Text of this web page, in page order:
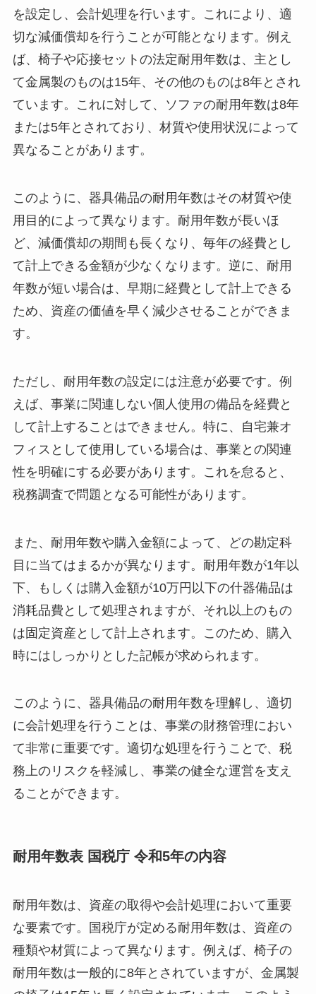
を設定し、会計処理を行います。これにより、適
切な減価償却を行うことが可能となります。例え
ば、椅子や応接セットの法定耐用年数は、主とし
て金属製のものは15年、その他のものは8年とされ
ています。これに対して、ソファの耐用年数は8年
または5年とされており、材質や使用状況によって
異なることがあります。
このように、器具備品の耐用年数はその材質や使
用目的によって異なります。耐用年数が長いほ
ど、減価償却の期間も長くなり、毎年の経費とし
て計上できる金額が少なくなります。逆に、耐用
年数が短い場合は、早期に経費として計上できる
ため、資産の価値を早く減少させることができま
す。
ただし、耐用年数の設定には注意が必要です。例
えば、事業に関連しない個人使用の備品を経費と
して計上することはできません。特に、自宅兼オ
フィスとして使用している場合は、事業との関連
性を明確にする必要があります。これを怠ると、
税務調査で問題となる可能性があります。
また、耐用年数や購入金額によって、どの勘定科
目に当てはまるかが異なります。耐用年数が1年以
下、もしくは購入金額が10万円以下の什器備品は
消耗品費として処理されますが、それ以上のもの
は固定資産として計上されます。このため、購入
時にはしっかりとした記帳が求められます。
このように、器具備品の耐用年数を理解し、適切
に会計処理を行うことは、事業の財務管理におい
て非常に重要です。適切な処理を行うことで、税
務上のリスクを軽減し、事業の健全な運営を支え
ることができます。
耐用年数表 国税庁 令和5年の内容
耐用年数は、資産の取得や会計処理において重要
な要素です。国税庁が定める耐用年数は、資産の
種類や材質によって異なります。例えば、椅子の
耐用年数は一般的に8年とされていますが、金属製